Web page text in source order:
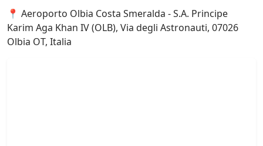
📍 Aeroporto Olbia Costa Smeralda - S.A. Principe
Karim Aga Khan IV (OLB), Via degli Astronauti, 07026
Olbia OT, Italia